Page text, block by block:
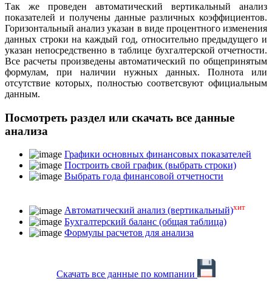
Так же проведен автоматический вертикальный анализ
показателей и получены данные различных коэффициентов.
Горизонтальный анализ указан в виде процентного изменения
данных строки на каждый год, относительно предыдущего и
указан непосредственно в таблице бухгалтерской отчетности.
Все расчеты произведены автоматический по общепринятым
формулам, при наличии нужных данных. Полнота или
отсутствие которых, полностью соответсвуют официальным
данным.
Посмотреть раздел или скачать все данные
анализа
Графики основных финансовых показателей
Построить свой график (выбрать строки)
Выбрать года финансовой отчетности
Автоматический анализ (вертикальный)хит
Бухгалтерский баланс (общая таблица)
Формулы расчетов для анализа
Скачать все данные по компании